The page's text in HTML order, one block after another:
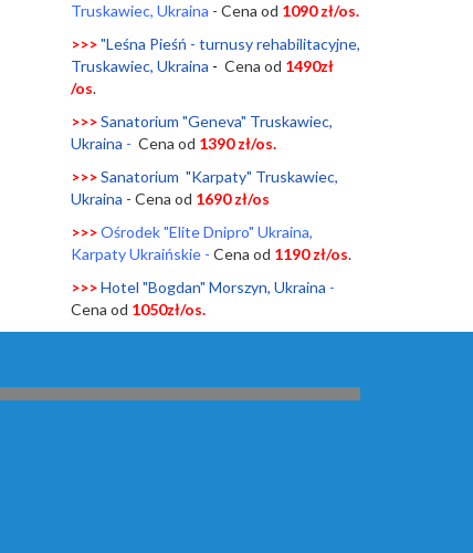
Truskawiec, Ukraina - Cena od 1090 zł/os.
>>>"Leśna Pieśń - turnusy rehabilitacyjne,
Truskawiec, Ukraina - Cena od 1490zł
/os.
>>> Sanatorium "Geneva" Truskawiec,
Ukraina - Cena od 1390 zł/os.
>>>Sanatorium "Karpaty" Truskawiec,
Ukraina - Cena od 1690 zł/os
>>>Ośrodek "Elite Dnipro" Ukraina,
Karpaty Ukraińskie- Cena od 1190 zł/os.
>>> Hotel "Bogdan" Morszyn, Ukraina -
Cena od 1050zł/os.